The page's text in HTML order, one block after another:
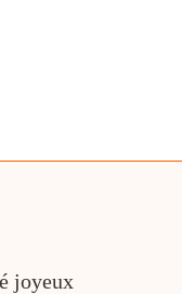
joyeux